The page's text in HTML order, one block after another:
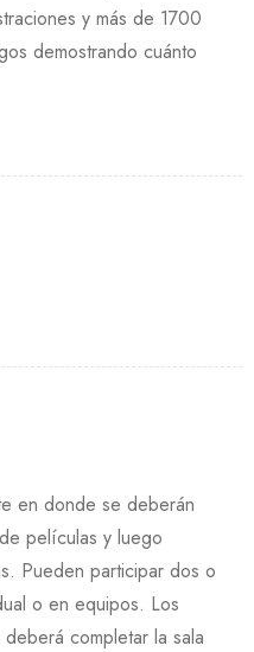
y más de 1700
demostrando cuánto
en donde se deberán
películas y luego
Pueden participar dos o
o en equipos. Los
completar la sala